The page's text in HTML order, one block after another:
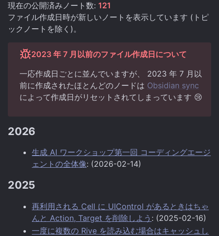
現在の公開済みノート数: 121
ファイル作成日時が新しいノートを表示しています (トピ
ックノートを除く)。
2023 年 7 月以前のファイル作成日について
一応作成日ごとに並んでいますが、 2023 年 7 月以
前に作成されたほとんどのノードは Obsidian sync
によって作成日がリセットされてしまっています 😢
2026
生成 AI ワークショップ第一回 コーディングエージ
ェントの全体像: (2026-02-14)
2025
再利用される Cell に UIControl があるときはちゃ
んと Action, Target を削除しよう : (2025-02-16)
一度に複数の Rive を読み込む場合はキャッシュし